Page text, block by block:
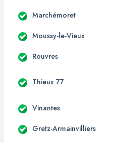
Marchémoret
Moussy-le-Vieux
Rouvres
Thieux 77
Vinantes
Gretz-Armainvilliers